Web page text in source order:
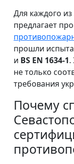
Для каждого
предлагает
прошли
и BS EN 1634-1.
не только
требования
Почему